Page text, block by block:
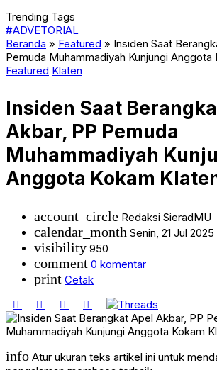
Trending Tags
#ADVETORIAL
Beranda » Featured » Insiden Saat
Pemuda Muhammadiyah Kunjungi Anggota
Featured Klaten
Insiden Saat
Akbar, PP Pemuda
Muhammadiyah
Anggota Kokam
account_circle Redaksi SieradMU
calendar_month Senin, 21 Jul 2025
visibility 950
comment 0 komentar
print Cetak
info Atur ukuran teks artikel ini untuk